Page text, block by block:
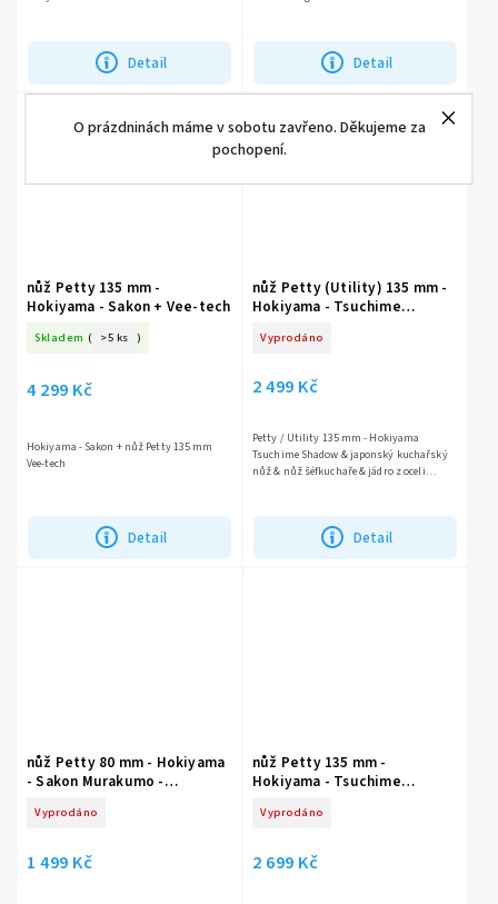
O prázdninách máme v sobotu zavřeno. Děkujeme za
pochopení.
Detail Detail
nůž Petty 135 mm -
Hokiyama - Sakon + Vee-tech
Skladem ( >5 ks )
4 299 Kč
Detail
Hokiyama - Sakon + nůž Petty 135 mm
Vee-tech
nůž Petty (Utility) 135 mm -
Hokiyama - Tsuchime
Vyprodáno
2 499 Kč
Detail
Petty / Utility 135 mm - Hokiyama
Tsuchime Shadow & japonský kuchařský
nůž & nůž šéfkuchaře & jádro z oceli
nůž Petty 80 mm - Hokiyama
- Sakon Murakumo -
Vyprodáno
1 499 Kč
nůž Petty 135 mm -
Hokiyama - Tsuchime
Vyprodáno
2 699 Kč